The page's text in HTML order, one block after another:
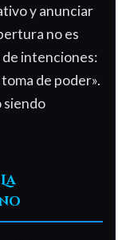
y anunciar
no es
de intenciones:
de poder».
siendo